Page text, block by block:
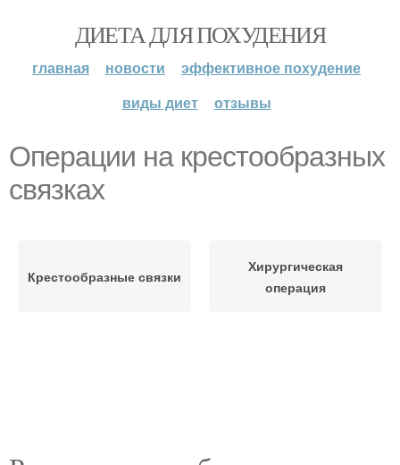
ДИЕТА ДЛЯ ПОХУДЕНИЯ
главная новости
эффективное похудение
виды диет
отзывы
Операции на крестообразных
связках
Крестообразные связки
Хирургическая
операция